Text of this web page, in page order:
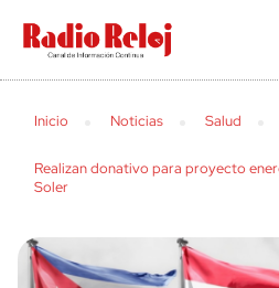
cerrar
Inicio Noticias Salud
Realizan donativo para proyecto
Soler